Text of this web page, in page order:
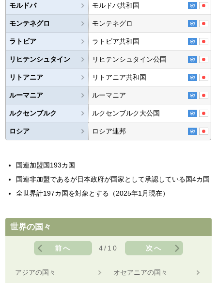
モルドバ モルドバ共和国
モンテネグロ モンテネグロ
ラトビア ラトビア共和国
リヒテンシュタイン リヒテンシュタイン公国
リトアニア リトアニア共和国
ルーマニア ルーマニア
ルクセンブルク ルクセンブルク大公国
ロシア ロシア連邦
国連加盟国193カ国
国連非加盟であるが日本政府が国家として承認している国4カ国
全世界計197カ国を対象とする（2025年1月現在）
世界の国々
前へ 4/10 次へ
アジアの国々 オセアニアの国々